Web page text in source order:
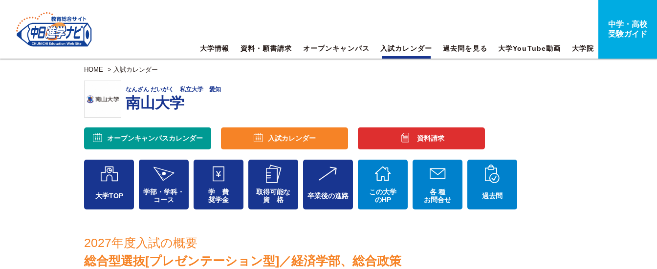
大学情報 資料・願書請求 オープンキャンパス 入試カレンダー 過去問を見る 大学YouTube動画 大学院
中学・高校
受験ガイド
HOME > 入試カレンダー
なんざん だいがく 私立大学 愛知
南山大学
オープンキャンパスカレンダー 入試カレンダー 資料請求
大学TOP
学部・学科・
コース
学 費
奨学金
取得可能な
資 格
卒業後の進路
この大学
のHP
各 種
お問合せ
過去問
2027年度入試の概要
総合型選抜[プレゼンテーション型]／経済学部、総合政策